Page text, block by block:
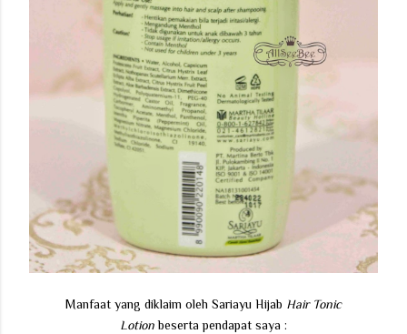
Manfaat yang diklaim oleh Sariayu Hijab Hair Tonic
Lotionbeserta pendapat saya :